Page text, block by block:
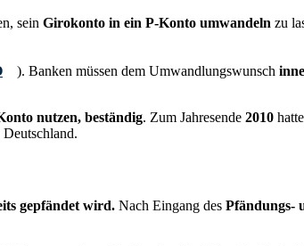
sein Girokonto in ein P-Konto umwandeln zu
). Banken müssen dem Umwandlungswunsch
nutzen, beständig. Zum Jahresende 2010
gepfändet wird. Nach Eingang des Pfändungs-